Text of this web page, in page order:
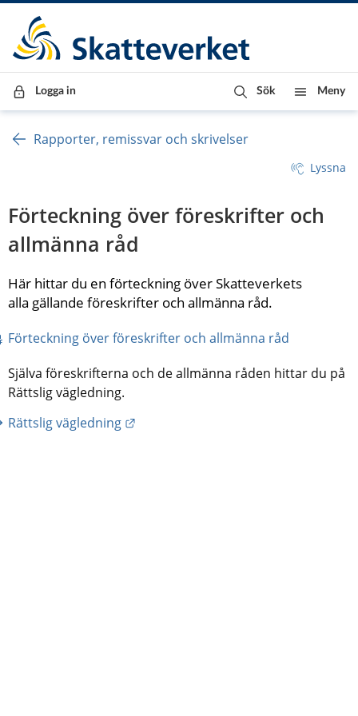
Till innehåll
Till navigationen
Till chattrobot
Logga in Sök Meny
Rapporter, remissvar och skrivelser
Lyssna
Förteckning över föreskrifter och
allmänna råd
Här hittar du en förteckning över Skatteverkets
alla gällande föreskrifter och allmänna råd.
Förteckning över föreskrifter och allmänna råd
Själva föreskrifterna och de allmänna råden hittar du på
Rättslig vägledning.
Rättslig vägledning